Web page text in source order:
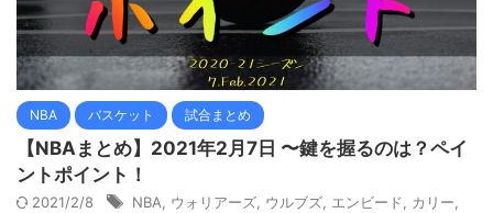
NBA バスケット 試合まとめ
【NBAまとめ】2021年2月7日 〜鍵を握るのは？ペイ
ントポイント！
2021/2/8 NBA ウォリアーズ ウルブズ エンビード カリー